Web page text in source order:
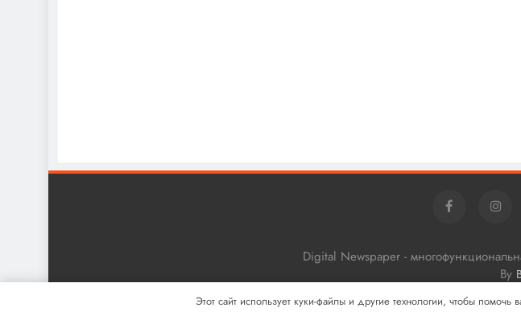
Digital Newspaper -
By
Этот сайт использует куки-файлы и другие технологии, чтобы